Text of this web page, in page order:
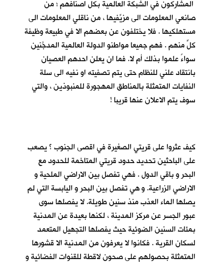
المشاركون في الشبكة العالمية بكل اصنافهم ؛ من
صانعي المعلومات الى مزيِّفيها ، من ناقلي المعلومات الى
مستهلكيها . فلا يختلفون عن بعضهم الا في طبيعة وظيفة
كلٍّ منهم . فهم جميعا مواطنو الدولة العالمية المدجَّنين
سواءً علموا بذلك أم لا. فما ان يعلن احدهم العصيان
بانتقاد علني للنظام حتى يتم تصفيته او نفيه الى سلة
النفايات المتمثلة بالمناطق المهجورة للمنبوذين ، والتي
سوف يتم الاعلان عنها قريبا !
كيف عثروا على قريتي الصغيرة في اقصى الجنوب ؟ يصعب
على الباحثين تحديد حدود قريتي المتاخمة للحدود مع
البحر و باقي الدول . فهي تفصل بين الاراضي الملحية و
الاراضي الزراعية. و هي تفصل بين البحر و اليابسة التي لم
يصلها الماء العذب منذ سنين طويلة. لا يفصلها سوى
عبور الجسر عن مركز المدينة ، لكنها بعيدة عن المدنية
بمئات السنين الضوئية حيث يفصلها التجهيل المتعمد
لسكان القرية . فكانوا لا يعرفون من المدنية الا قشورها
المتمثلة بحصولهم على صحون لاقطة للقنوات الفضائية و